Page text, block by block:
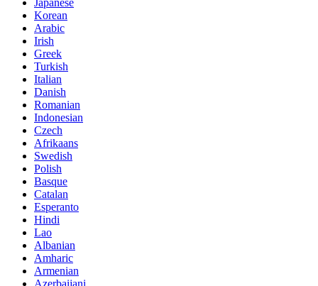
Korean
Arabic
Irish
Greek
Turkish
Italian
Danish
Romanian
Indonesian
Czech
Afrikaans
Swedish
Polish
Basque
Catalan
Esperanto
Hindi
Lao
Albanian
Amharic
Armenian
Azerbaijani